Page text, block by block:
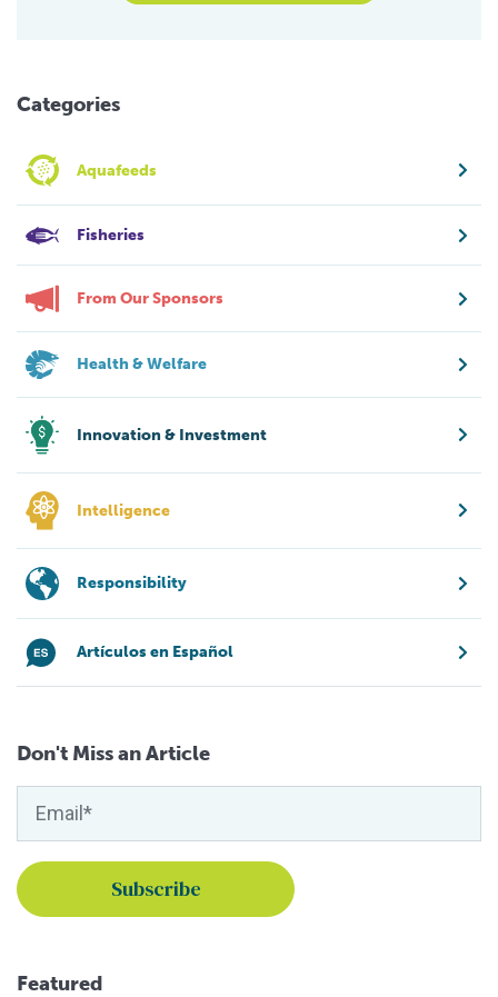
Categories
Aquafeeds
Fisheries
From Our Sponsors
Health & Welfare
Innovation & Investment
Intelligence
Responsibility
Artículos en Español
Don't Miss an Article
Featured